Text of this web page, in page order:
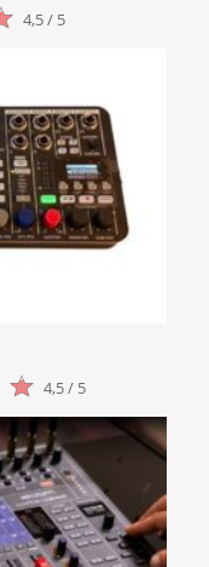
4,5 / 5
4,5 / 5